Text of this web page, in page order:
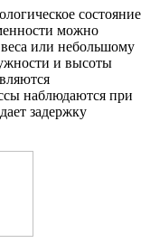
состояние
можно
или небольшому
и высоты
наблюдаются при
задержку